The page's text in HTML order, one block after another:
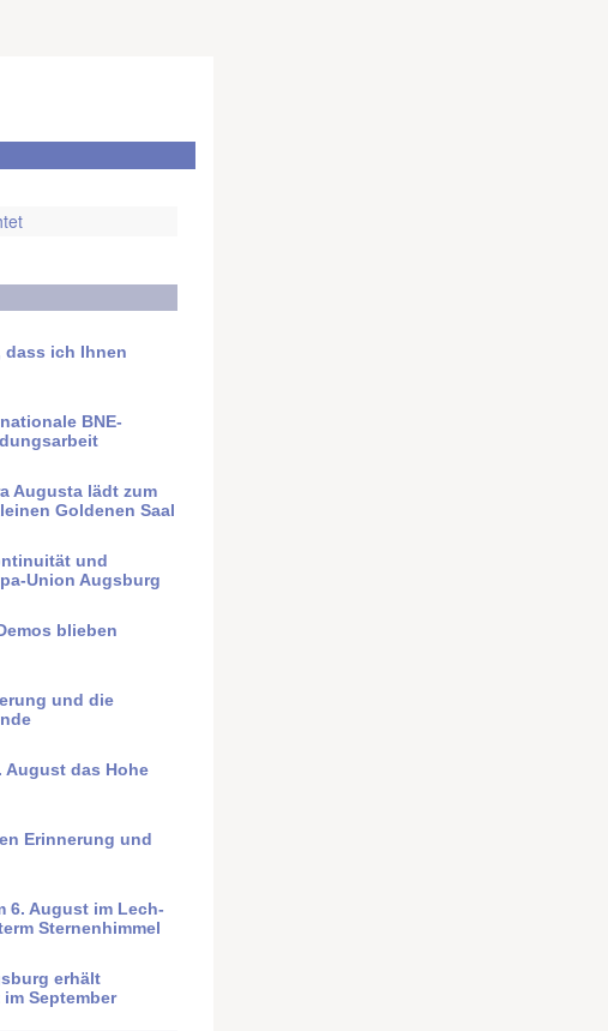
dass ich Ihnen
BNE-
Augusta lädt zum
Goldenen Saal
und
Union Augsburg
blieben
und die
August das Hohe
Erinnerung und
6. August im Lech­
Sternen­himmel
erhält
September